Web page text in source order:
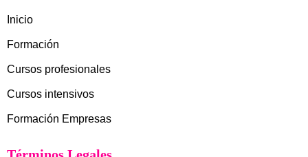
Inicio
Formación
Cursos profesionales
Cursos intensivos
Formación Empresas